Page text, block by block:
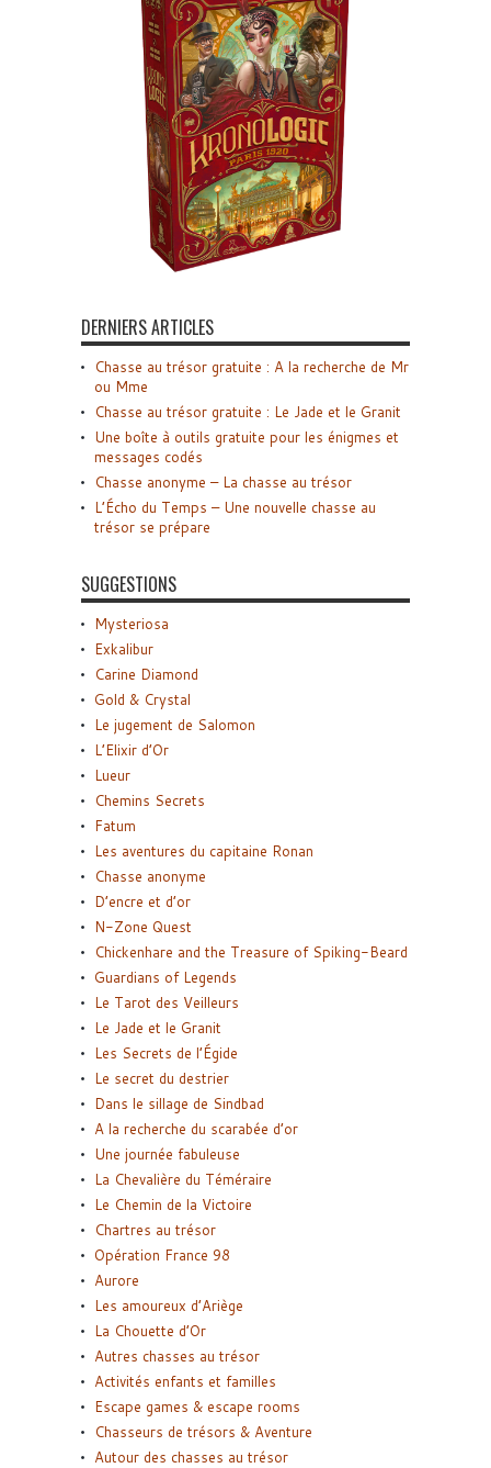
DERNIERS ARTICLES
Chasse au trésor gratuite : A la recherche de Mr
ou Mme
Chasse au trésor gratuite : Le Jade et le Granit
Une boîte à outils gratuite pour les énigmes et
messages codés
Chasse anonyme – La chasse au trésor
L’Écho du Temps – Une nouvelle chasse au
trésor se prépare
SUGGESTIONS
Mysteriosa
Exkalibur
Carine Diamond
Gold & Crystal
Le jugement de Salomon
L’Elixir d’Or
Lueur
Chemins Secrets
Fatum
Les aventures du capitaine Ronan
Chasse anonyme
D’encre et d’or
N-Zone Quest
Chickenhare and the Treasure of Spiking-Beard
Guardians of Legends
Le Tarot des Veilleurs
Le Jade et le Granit
Les Secrets de l’Égide
Le secret du destrier
Dans le sillage de Sindbad
A la recherche du scarabée d’or
Une journée fabuleuse
La Chevalière du Téméraire
Le Chemin de la Victoire
Chartres au trésor
Opération France 98
Aurore
Les amoureux d’Ariège
La Chouette d’Or
Autres chasses au trésor
Activités enfants et familles
Escape games & escape rooms
Chasseurs de trésors & Aventure
Autour des chasses au trésor